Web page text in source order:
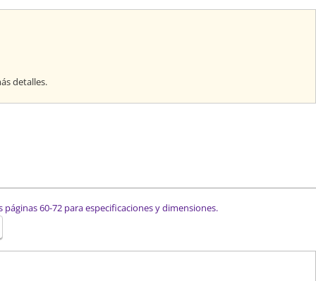
detalles.
páginas 60-72 para especificaciones y dimensiones.